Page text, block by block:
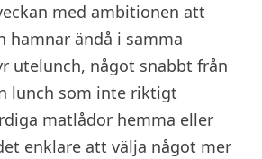
med ambitionen att
hamnar ändå i samma
utelunch, något snabbt från
lunch som inte riktigt
matlådor hemma eller
enklare att välja något mer